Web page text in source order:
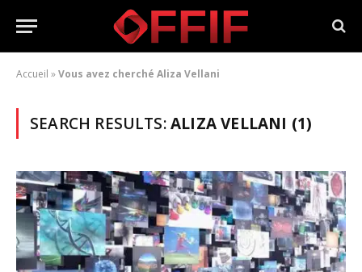
Accueil »Vous avez cherché Aliza Vellani
SEARCH RESULTS:ALIZA VELLANI (1)